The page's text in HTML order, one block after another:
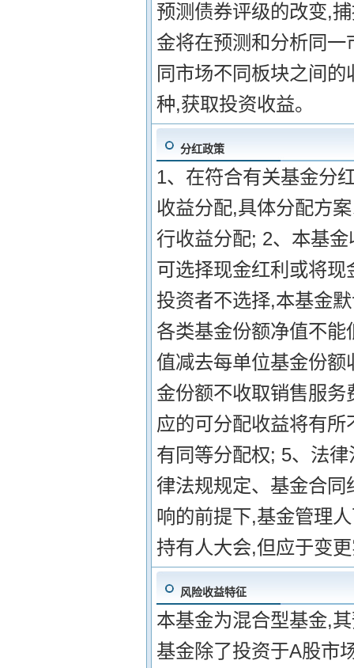
预测债券评级的改变,
金将在预测和分析同
同市场不同板块之间
种,获取投资收益。
分红政策
1、在符合有关基金分
收益分配,具体分配方
行收益分配; 2、本基
可选择现金红利或将
投资者不选择,本基金
各类基金份额净值不
值减去每单位基金份
金份额不收取销售服
应的可分配收益将有
有同等分配权; 5、法
律法规规定、基金合
响的前提下,基金管理
持有人大会,但应于变
风险收益特征
本基金为混合型基金,
基金除了投资于A股市